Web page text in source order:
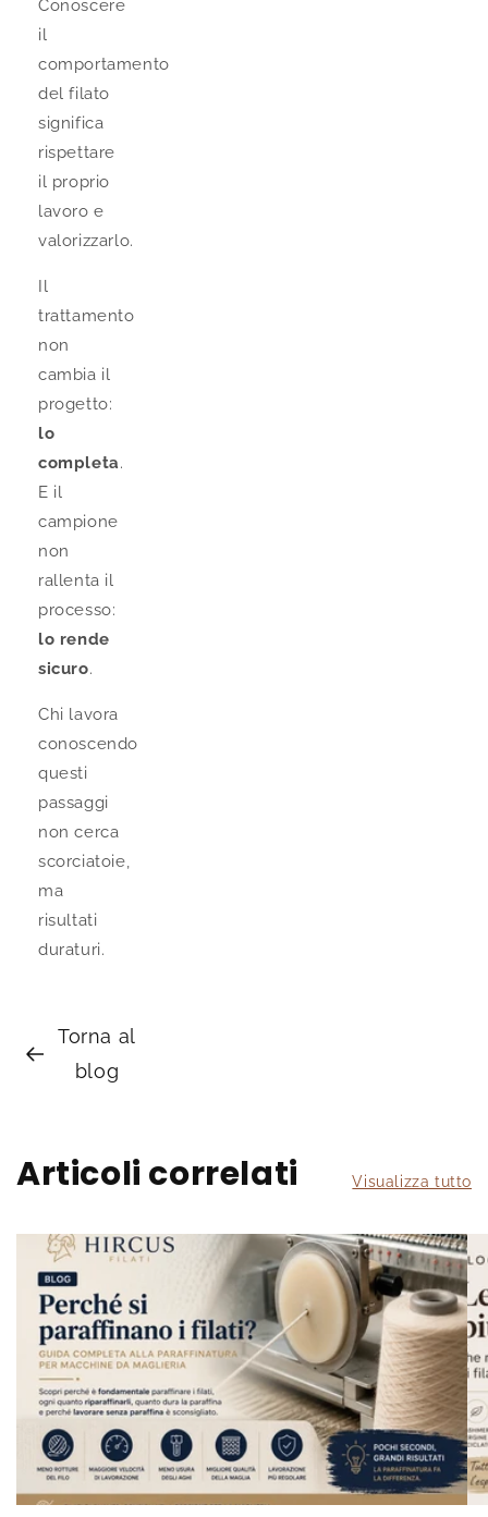
Conoscere
il
comportamento
del filato
significa
rispettare
il proprio
lavoro e
valorizzarlo.
Il
trattamento
non
cambia il
progetto:
lo
completa.
E il
campione
non
rallenta il
processo:
lo rende
sicuro.
Chi lavora
conoscendo
questi
passaggi
non cerca
scorciatoie,
ma
risultati
duraturi.
Torna al
blog
Articoli correlati Visualizza tutto